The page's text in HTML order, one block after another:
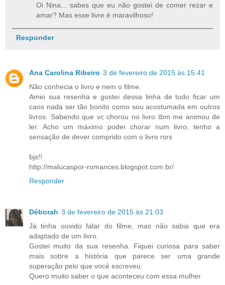
Oi Nina... sabes que eu não gostei de comer rezar e
amar? Mas esse livre é maravilhoso!
Responder
Ana Carolina Ribeiro 3 de fevereiro de 2015 às 15:41
Não conhecia o livro e nem o filme.
Amei sua resenha e gostei dessa linha de tudo ficar um
caos nada ser tão bonito como sou acostumada em outros
livros. Sabendo que vc chorou no livro tbm me animou de
ler. Acho um máximo poder chorar num livro, tenho a
sensação de dever comprido com o livro rsrs
bjs!!
http://malucaspor-romances.blogspot.com.br/
Responder
Déborah 3 de fevereiro de 2015 às 21:03
Já tinha ouvido falar do filme, mas não sabia que era
adaptado de um livro.
Gostei muito da sua resenha. Fiquei curiosa para saber
mais sobre a história que parece ser uma grande
superação pelo que você escreveu.
Quero muito saber o que aconteceu com essa mulher.